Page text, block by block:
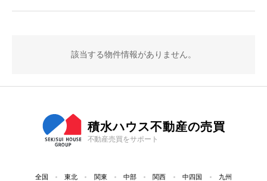
該当する物件情報がありません。
積水ハウス不動産の売買
不動産売買をサポート
全国 東北 関東 中部 関西 中四国 九州